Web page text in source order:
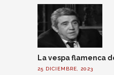
La vespa flamenca
25 DICIEMBRE, 2023